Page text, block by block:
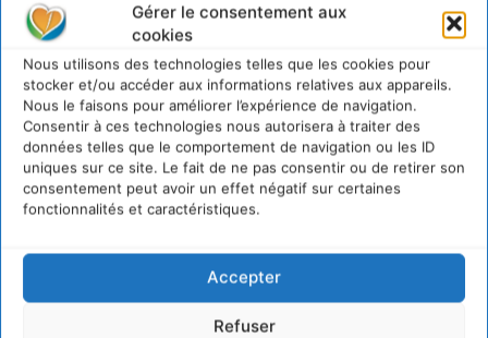
Gérer le consentement aux
cookies
Nous utilisons des technologies telles que les cookies pour
stocker et/ou accéder aux informations relatives aux appareils.
Nous le faisons pour améliorer l’expérience de navigation.
Consentir à ces technologies nous autorisera à traiter des
données telles que le comportement de navigation ou les ID
uniques sur ce site. Le fait de ne pas consentir ou de retirer son
consentement peut avoir un effet négatif sur certaines
fonctionnalités et caractéristiques.
Accepter
Refuser
Transformer les
territoires par le
dialogue et la
coopération avec un
d’Accompagnement des
Transitions